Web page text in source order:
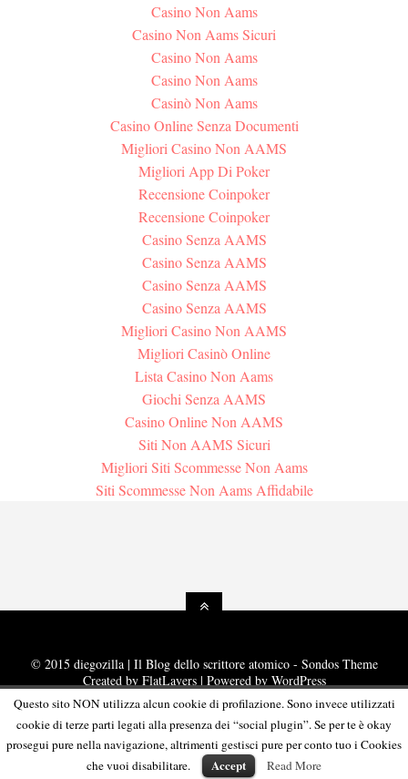
Casino Non Aams
Casino Non Aams Sicuri
Casino Non Aams
Casino Non Aams
Casinò Non Aams
Casino Online Senza Documenti
Migliori Casino Non AAMS
Migliori App Di Poker
Recensione Coinpoker
Recensione Coinpoker
Casino Senza AAMS
Casino Senza AAMS
Casino Senza AAMS
Casino Senza AAMS
Migliori Casino Non AAMS
Migliori Casinò Online
Lista Casino Non Aams
Giochi Senza AAMS
Casino Online Non AAMS
Siti Non AAMS Sicuri
Migliori Siti Scommesse Non Aams
Siti Scommesse Non Aams Affidabile
© 2015 diegozilla | Il Blog dello scrittore atomico - Sondos Theme
Created by FlatLayers| Powered by WordPress
Questo sito NON utilizza alcun cookie di profilazione. Sono invece utilizzati
cookie di terze parti legati alla presenza dei “social plugin”. Se per te è okay
prosegui pure nella navigazione, altrimenti gestisci pure per conto tuo i Cookies
che vuoi disabilitare.
Accept Read More